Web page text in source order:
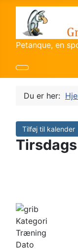
Petanque, en
Du er her:
Tilføj til kalender
Kategori
Træning
Dato